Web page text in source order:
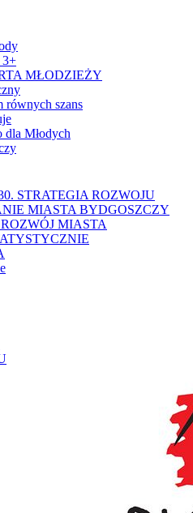
3+
MŁODZIEŻY
równych szans
Młodych
STRATEGIA ROZWOJU
MIASTA BYDGOSZCZY
MIASTA